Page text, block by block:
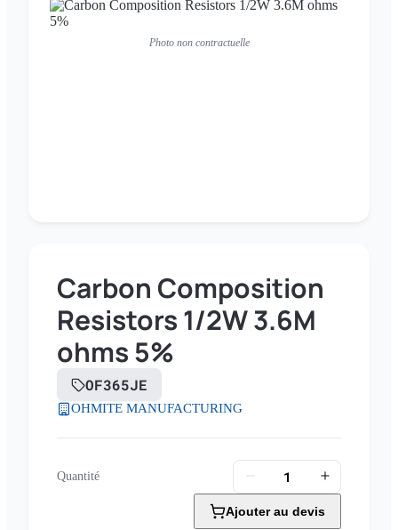
Photo non contractuelle
Carbon Composition
Resistors 1/2W 3.6M
ohms 5%
OF365JE
OHMITE MANUFACTURING
Quantité
Ajouter au devis